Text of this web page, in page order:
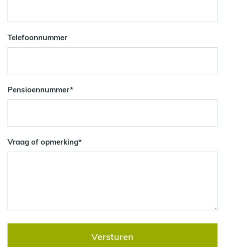
Telefoonnummer
Pensioennummer*
Vraag of opmerking*
Versturen